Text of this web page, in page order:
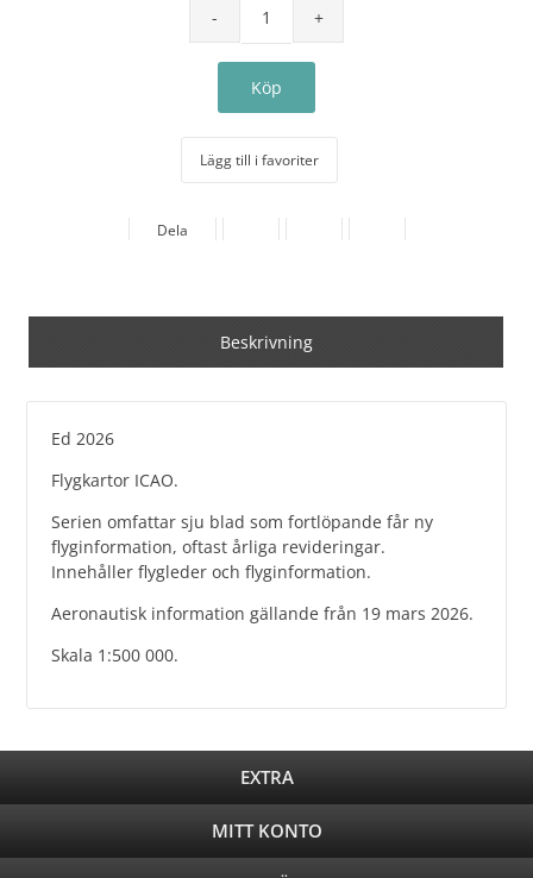
Lägg till i favoriter
Dela
Beskrivning
Ed 2026
Flygkartor ICAO.
Serien omfattar sju blad som fortlöpande får ny
flyginformation, oftast årliga revideringar.
Innehåller flygleder och flyginformation.
Aeronautisk information gällande från 19 mars 2026.
Skala 1:500 000.
EXTRA
MITT KONTO